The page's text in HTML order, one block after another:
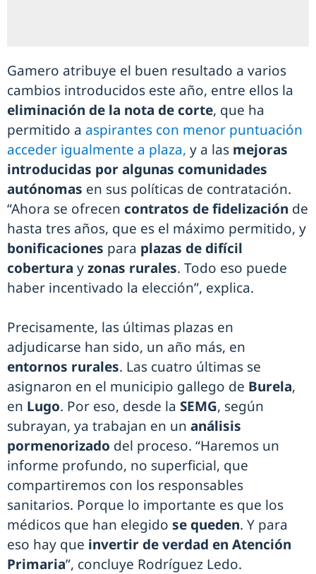
Gamero atribuye el buen resultado a varios
cambios introducidos este año, entre ellos la
eliminación de la nota de corte, que ha
permitido a aspirantes con menor puntuación
acceder igualmente a plaza, y a las mejoras
introducidas por algunas comunidades
autónomas en sus políticas de contratación.
“Ahora se ofrecen contratos de fidelización de
hasta tres años, que es el máximo permitido, y
bonificaciones para plazas de difícil
cobertura yzonas rurales. Todo eso puede
haber incentivado la elección”, explica.
Precisamente, las últimas plazas en
adjudicarse han sido, un año más, en
entornos rurales. Las cuatro últimas se
asignaron en el municipio gallego de Burela,
en Lugo. Por eso, desde la SEMG, según
subrayan, ya trabajan en un análisis
pormenorizado del proceso. “Haremos un
informe profundo, no superficial, que
compartiremos con los responsables
sanitarios. Porque lo importante es que los
médicos que han elegido se queden. Y para
eso hay que invertir de verdad en Atención
Primaria”, concluye Rodríguez Ledo.